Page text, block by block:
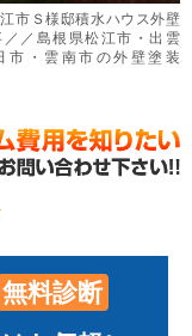
市Ｓ様邸積水ハウス外壁
／／島根県松江市・出雲
市・雲南市の外壁塗装
無料診断